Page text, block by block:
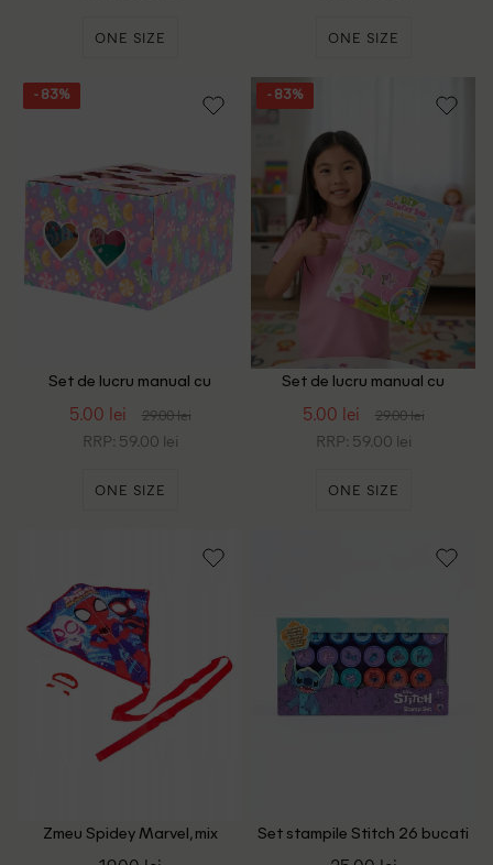
ONE SIZE ONE SIZE
- 83%
Set de lucru manual cu
culori
5.00 lei 29.00 lei
RRP: 59.00 lei
ONE SIZE
- 83%
Set de lucru manual cu
5.00 lei 29.00 lei
RRP: 59.00 lei
ONE SIZE
Zmeu Spidey Marvel, mix
Set stampile Stitch 26 bucati